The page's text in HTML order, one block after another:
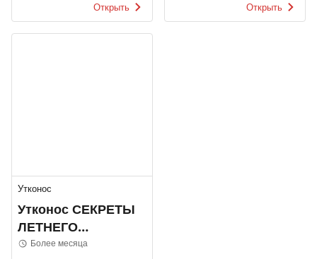
Открыть Открыть
Утконос
Утконос СЕКРЕТЫ
ЛЕТНЕГО
ПРАЗДНИКА
Более месяца